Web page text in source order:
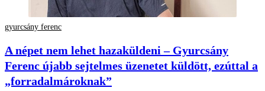
gyurcsány ferenc
A népet nem lehet hazaküldeni – Gyurcsány
Ferenc újabb sejtelmes üzenetet küldött, ezúttal a
„forradalmároknak”